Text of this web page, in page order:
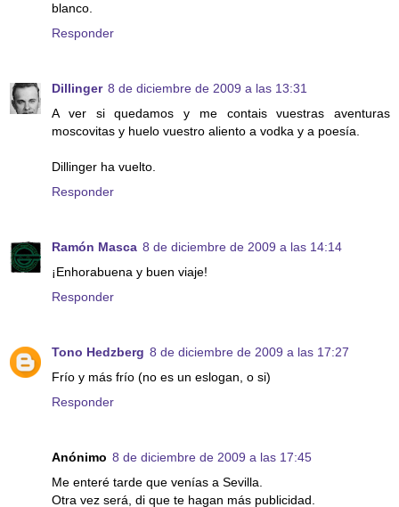
blanco.
Responder
Dillinger 8 de diciembre de 2009 a las 13:31
A ver si quedamos y me contais vuestras aventuras
moscovitas y huelo vuestro aliento a vodka y a poesía.
Dillinger ha vuelto.
Responder
Ramón Masca 8 de diciembre de 2009 a las 14:14
¡Enhorabuena y buen viaje!
Responder
Tono Hedzberg 8 de diciembre de 2009 a las 17:27
Frío y más frío (no es un eslogan, o si)
Responder
Anónimo 8 de diciembre de 2009 a las 17:45
Me enteré tarde que venías a Sevilla.
Otra vez será, di que te hagan más publicidad.